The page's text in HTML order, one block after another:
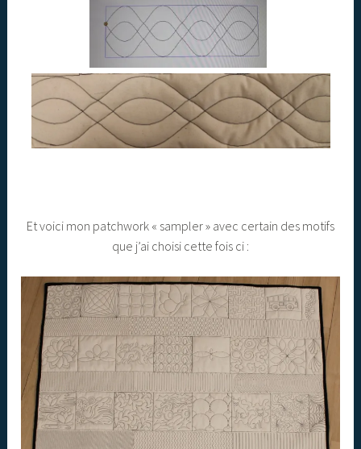
Et voici mon patchwork « sampler » avec certain des motifs
que j’ai choisi cette fois ci :